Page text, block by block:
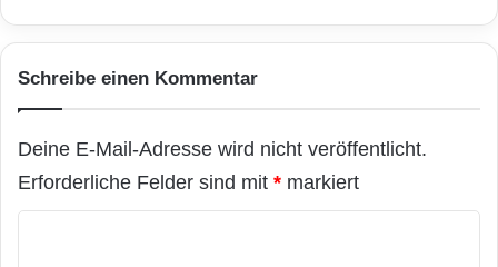
Schreibe einen Kommentar
Deine E-Mail-Adresse wird nicht veröffentlicht.
Erforderliche Felder sind mit * markiert